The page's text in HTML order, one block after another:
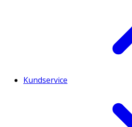
Kundservice